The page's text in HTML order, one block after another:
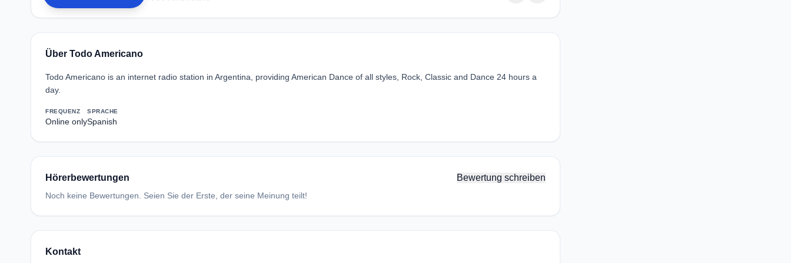
Über Todo Americano
Todo Americano is an internet radio station in Argentina, providing American Dance of all styles, Rock, Classic and Dance 24 hours a
day.
FREQUENZ
Online only
SPRACHE
Spanish
Hörerbewertungen Bewertung schreiben
Noch keine Bewertungen. Seien Sie der Erste, der seine Meinung teilt!
Kontakt